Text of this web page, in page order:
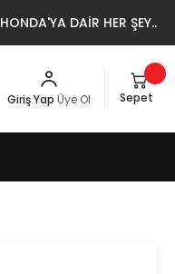
HONDA'YA DAİR HER ŞEY..
Giriş Yap Üye Ol Sepet